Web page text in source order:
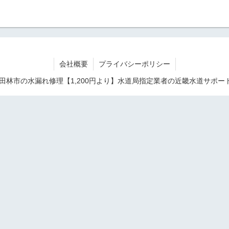
会社概要 プライバシーポリシー
林市の水漏れ修理【1,200円より】水道局指定業者の近畿水道サポー